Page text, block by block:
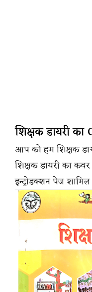
शिक्षक डायरी
आप को हम शिक्षक
शिक्षक डायरी का
इन्ट्रोडक्शन पेज शामिल